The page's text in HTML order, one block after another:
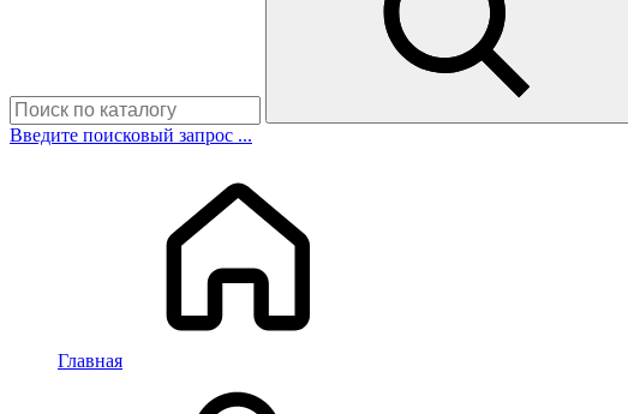
Введите поисковый запрос ...
Главная